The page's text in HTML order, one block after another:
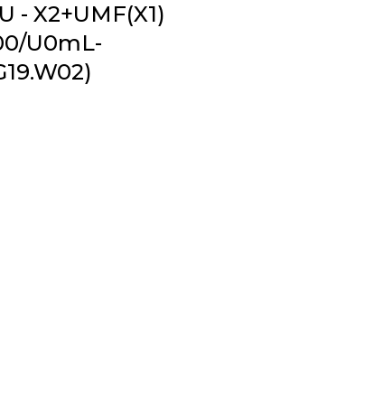
- X2+UMF(X1)
U0mL-